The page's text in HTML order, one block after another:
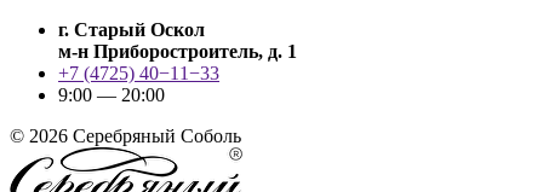
г. Старый Оскол
м-н Приборостроитель, д. 1
+7 (4725) 40−11−33
9:00 — 20:00
© 2026 Серебряный Соболь